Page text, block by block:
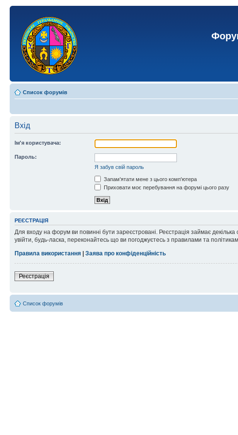
Список форумів
Вхід
Ім'я користувача:
Пароль:
Я забув свій пароль
Запам'ятати мене з цього комп'ютера
Приховати моє перебування на форумі цього разу
РЕЄСТРАЦІЯ
Для входу на форум ви повинні бути зареєстровані. Реєстрація займає
увійти, будь-ласка, переконайтесь що ви погоджуєтесь з правилами та
Правила використання | Заява про конфіденційність
Реєстрація
Список форумів